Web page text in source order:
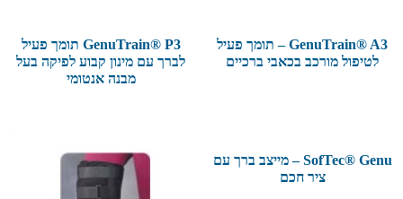
GenuTrain® A3 – תומך פעיל
לטיפול מורכב בכאבי ברכיים
GenuTrain® P3 תומך פעיל
לברך עם מינון קבוע לפיקה בעל
מבנה אנטומי
SofTec® Genu – מייצב ברך עם
ציר חכם